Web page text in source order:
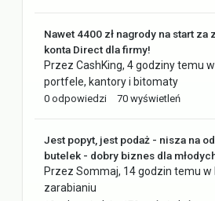
Nawet 4400 zł nagrody na start za
konta Direct dla firmy!
Przez CashKing, 4 godziny temu w
portfele, kantory i bitomaty
0 odpowiedzi 70 wyświetleń
Jest popyt, jest podaż - nisza na
butelek - dobry biznes dla
Przez Sommaj, 14 godzin temu w
zarabianiu